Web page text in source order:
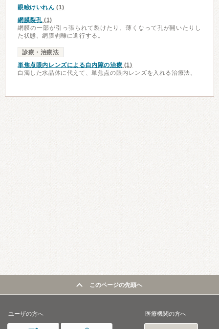
眼瞼けいれん (1)
網膜裂孔(1)
網膜の一部が引っ張られて裂けたり、薄くなって孔が開いたりし
た状態。網膜剥離に進行する。
診療・治療法
単焦点眼内レンズによる白内障の治療 (1)
白濁した水晶体に代えて、単焦点の眼内レンズを入れる治療法。
このページの先頭へ
ユーザの方へ 医療機関の方へ